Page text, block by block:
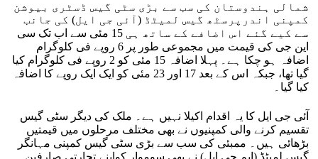
شمالی ہندوستان کی سب سے بڑی سٹی گیس ڈسٹری بیوشن
کمپنی اندرپرسٹھ گیس لمیٹڈ (آئی جی ایل) کی جانب
سے کیے گئے اس اضافے کے ساتھ ہی 15 مئی سے اب تک سی
این جی کی قیمت میں مجموعی طور پر 6 روپے فی کلوگرام
اضافہ ہو چکا ہے۔ پہلا اضافہ 15 مئی کو 2 روپے فی کلوگرام کیا
گیا تھا، جبکہ اس کے بعد 17 اور 23 مئی کو ایک ایک روپے کا اضافہ
کیا گیا۔
آئی جی ایل کا یہ اقدام اکیلا نہیں ہے۔ ملک کی دیگر سٹی گیس
تقسیم کرنے والی کمپنیوں نے بھی مختلف مرحلوں میں قیمتیں
بڑھائی ہیں۔ ممبئی کی سب سے بڑی سٹی گیس کمپنی مہانگر